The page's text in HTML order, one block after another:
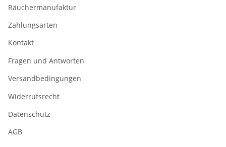
Räuchermanufaktur
Zahlungsarten
Kontakt
Fragen und Antworten
Versandbedingungen
Widerrufsrecht
Datenschutz
AGB